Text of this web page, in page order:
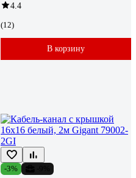
4.4
(12)
В корзину
-3%